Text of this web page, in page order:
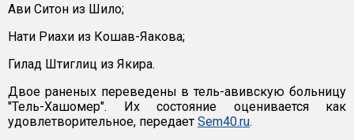
Ави Ситон из Шило;
Нати Риахи из Кошав-Яакова;
Гилад Штиглиц из Якира.
Двое раненых переведены в тель-авивскую больницу
"Тель-Хашомер". Их состояние оценивается как
удовлетворительное, передает Sem40.ru.